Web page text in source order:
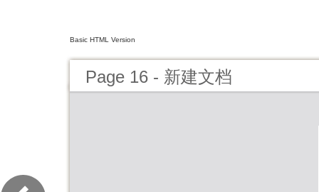
Basic HTML Version
Page 16 - 新建文档